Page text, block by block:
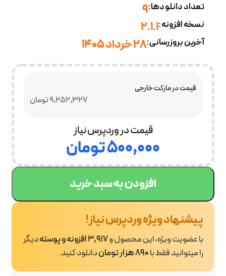
تعداد دانلودها:9
نسخه افزونه:2.1.1
آخرین بروزرسانی:28 خرداد 1405
9,252,327 تومان
قیمت در مارکت خارجی
قیمت در وردپرس نیاز
۵۰۰,۰۰۰تومان
افزودن به سبد خرید
پیشنهاد ویژه وردپرس نیاز!
با عضویت ویژه، این محصول و3,917 افزونه و پوسته
دیگر
را میتوانید فقط با890 هزار تومان دانلود کنید.